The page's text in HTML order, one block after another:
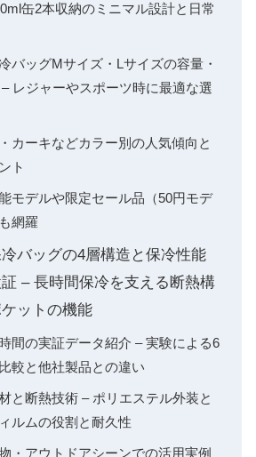
缶2本収納のミニマル設計と日常
バッグMサイズ・Lサイズの容量・
レジャーやスポーツ時に最適な選
カーキなどカラー別の人気傾向と
ト
モデルや限定セール品（50円モデ
網羅
バッグの4層構造と保冷性能
– 長時間保冷を支える断熱構
ットの機能
間の実証データ紹介 – 実験による6
較と他社製品との違い
と断熱技術 – ポリエステル外装と
ルムの役割と耐久性
・アウトドアシーンでの活用実例